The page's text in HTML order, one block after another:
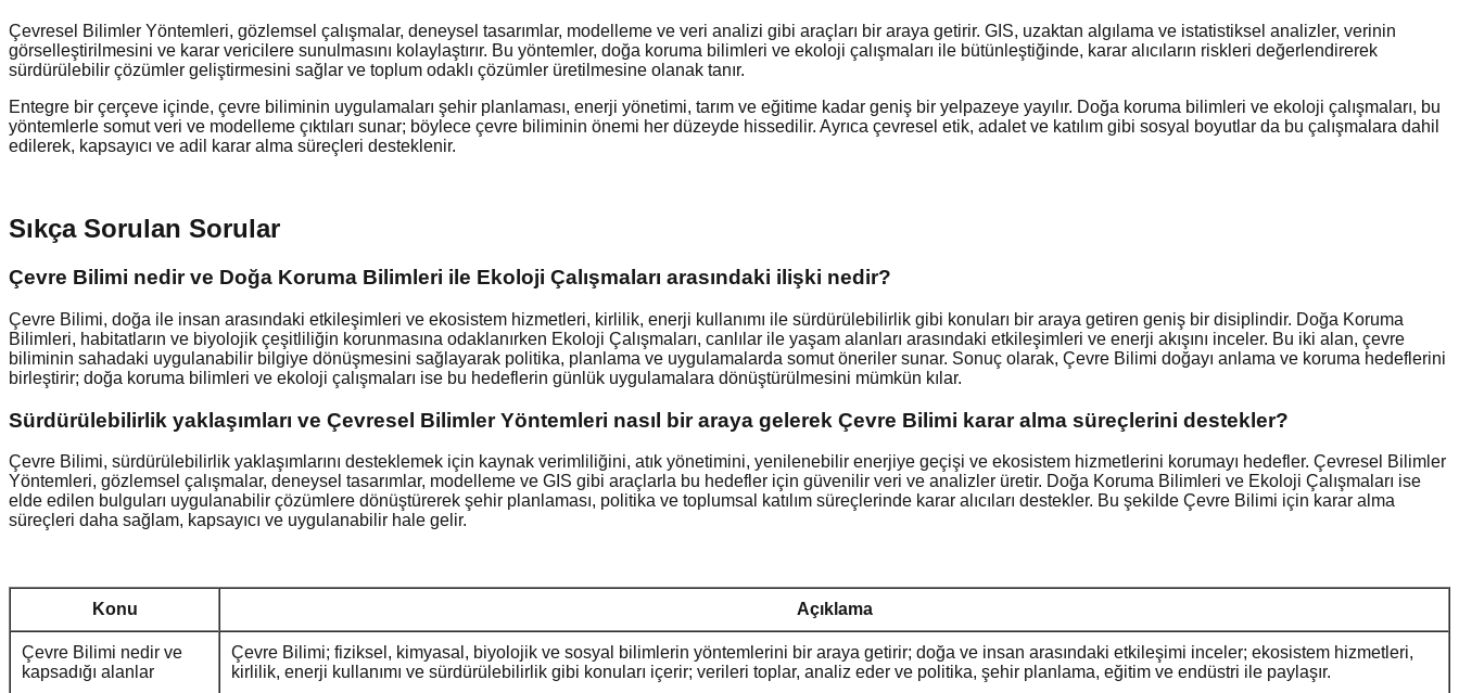
Çevresel Bilimler Yöntemleri, gözlemsel çalışmalar, deneysel tasarımlar, modelleme ve veri analizi gibi araçları bir araya getirir. GIS, uzaktan algılama ve istatistiksel analizler, verinin
görselleştirilmesini ve karar vericilere sunulmasını kolaylaştırır. Bu yöntemler, doğa koruma bilimleri ve ekoloji çalışmaları ile bütünleştiğinde, karar alıcıların riskleri değerlendirerek
sürdürülebilir çözümler geliştirmesini sağlar ve toplum odaklı çözümler üretilmesine olanak tanır.
Entegre bir çerçeve içinde, çevre biliminin uygulamaları şehir planlaması, enerji yönetimi, tarım ve eğitime kadar geniş bir yelpazeye yayılır. Doğa koruma bilimleri ve ekoloji çalışmaları, bu
yöntemlerle somut veri ve modelleme çıktıları sunar; böylece çevre biliminin önemi her düzeyde hissedilir. Ayrıca çevresel etik, adalet ve katılım gibi sosyal boyutlar da bu çalışmalara dahil
edilerek, kapsayıcı ve adil karar alma süreçleri desteklenir.
Sıkça Sorulan Sorular
Çevre Bilimi nedir ve Doğa Koruma Bilimleri ile Ekoloji Çalışmaları arasındaki ilişki nedir?
Çevre Bilimi, doğa ile insan arasındaki etkileşimleri ve ekosistem hizmetleri, kirlilik, enerji kullanımı ile sürdürülebilirlik gibi konuları bir araya getiren geniş bir disiplindir. Doğa Koruma
Bilimleri, habitatların ve biyolojik çeşitliliğin korunmasına odaklanırken Ekoloji Çalışmaları, canlılar ile yaşam alanları arasındaki etkileşimleri ve enerji akışını inceler. Bu iki alan, çevre
biliminin sahadaki uygulanabilir bilgiye dönüşmesini sağlayarak politika, planlama ve uygulamalarda somut öneriler sunar. Sonuç olarak, Çevre Bilimi doğayı anlama ve koruma hedeflerini
birleştirir; doğa koruma bilimleri ve ekoloji çalışmaları ise bu hedeflerin günlük uygulamalara dönüştürülmesini mümkün kılar.
Sürdürülebilirlik yaklaşımları ve Çevresel Bilimler Yöntemleri nasıl bir araya gelerek Çevre Bilimi karar alma süreçlerini destekler?
Çevre Bilimi, sürdürülebilirlik yaklaşımlarını desteklemek için kaynak verimliliğini, atık yönetimini, yenilenebilir enerjiye geçişi ve ekosistem hizmetlerini korumayı hedefler. Çevresel Bilimler
Yöntemleri, gözlemsel çalışmalar, deneysel tasarımlar, modelleme ve GIS gibi araçlarla bu hedefler için güvenilir veri ve analizler üretir. Doğa Koruma Bilimleri ve Ekoloji Çalışmaları ise
elde edilen bulguları uygulanabilir çözümlere dönüştürerek şehir planlaması, politika ve toplumsal katılım süreçlerinde karar alıcıları destekler. Bu şekilde Çevre Bilimi için karar alma
süreçleri daha sağlam, kapsayıcı ve uygulanabilir hale gelir.
Konu Açıklama
Çevre Bilimi nedir ve
kapsadığı alanlar
Çevre Bilimi; fiziksel, kimyasal, biyolojik ve sosyal bilimlerin yöntemlerini bir araya getirir; doğa ve insan arasındaki etkileşimi inceler; ekosistem hizmetleri,
kirlilik, enerji kullanımı ve sürdürülebilirlik gibi konuları içerir; verileri toplar, analiz eder ve politika, şehir planlama, eğitim ve endüstri ile paylaşır.